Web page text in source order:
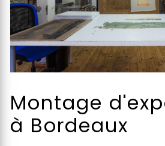
Montage
à Bordeaux